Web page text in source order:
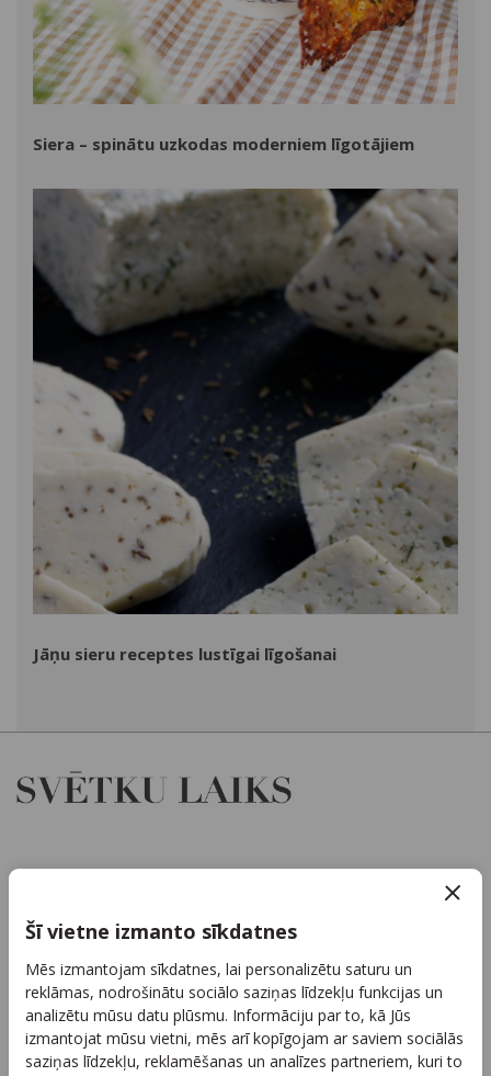
Šī vietne izmanto sīkdatnes
Mēs izmantojam sīkdatnes, lai personalizētu saturu un
reklāmas, nodrošinātu sociālo saziņas līdzekļu funkcijas un
analizētu mūsu datu plūsmu. Informāciju par to, kā Jūs
izmantojat mūsu vietni, mēs arī kopīgojam ar saviem sociālās
saziņas līdzekļu, reklamēšanas un analīzes partneriem, kuri to
Siera – spinātu uzkodas moderniem līgotājiem
Jāņu sieru receptes lustīgai līgošanai
Reklāma
Arhīvs
Sadarbība
Autortiesības
Privātuma politika